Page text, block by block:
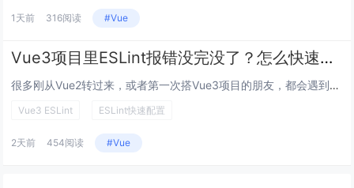
1天前 316阅读 #Vue
Vue3项目里ESLint报错没完没了？怎么快速配置且不破坏开发节奏？
很多刚从Vue2转过来，或者第一次搭Vue3项目的朋友，都会遇到这个头疼的事：脚手架默认带的ESLint要么一写setu...
Vue3 ESLint ESLint快速配置
2天前 454阅读 #Vue